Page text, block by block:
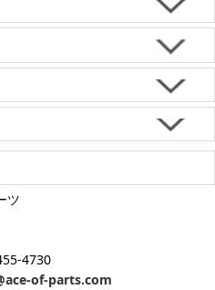
、楽天ペイ、郵便振替、銀行振
PayPayオンライン決済
すのでご了承ください。
け先分の送料がかかります。
域料金が発生します。サイズに
については
不可）
せん。
る場合は返品をお受けいたしま
期不良の受け付けを行います。
は
します
短出荷・最短到着で発送いたし
は10時までのご注文で当日出荷
も
ツ
4730
of-parts.com